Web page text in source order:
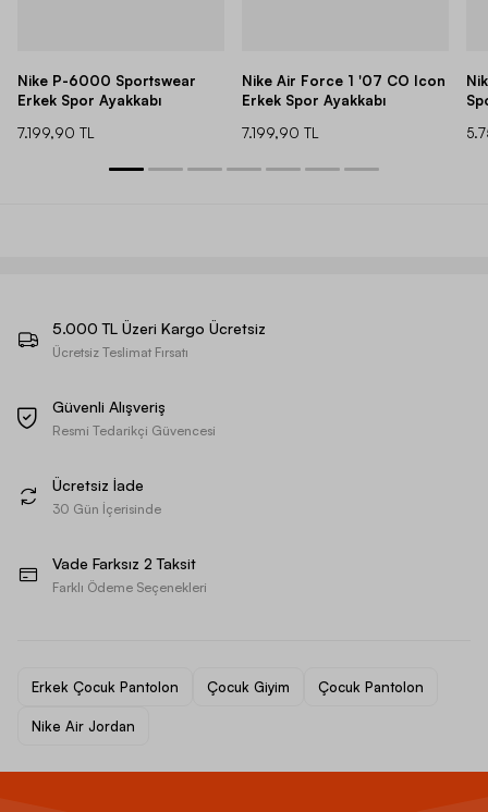
Nike P-6000 Sportswear
Erkek Spor Ayakkabı
7.199,90 TL
Nike Air Force 1 '07 CO Icon
Erkek Spor Ayakkabı
7.199,90 TL
5.000 TL Üzeri Kargo Ücretsiz
Ücretsiz Teslimat Fırsatı
Güvenli Alışveriş
Resmi Tedarikçi Güvencesi
Ücretsiz İade
30 Gün İçerisinde
Vade Farksız 2 Taksit
Farklı Ödeme Seçenekleri
Erkek Çocuk Pantolon Çocuk Giyim Çocuk Pantolon
Nike Air Jordan